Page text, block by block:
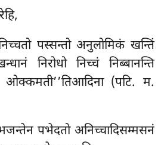
पस्सन्तो अनुलोमिकं खन्तिं
निरोधो निच्चं निब्बानन्ति
ओक्कमती’’तिआदिना (पटि. म.
पभेदतो अनिच्चादिसम्मसनं